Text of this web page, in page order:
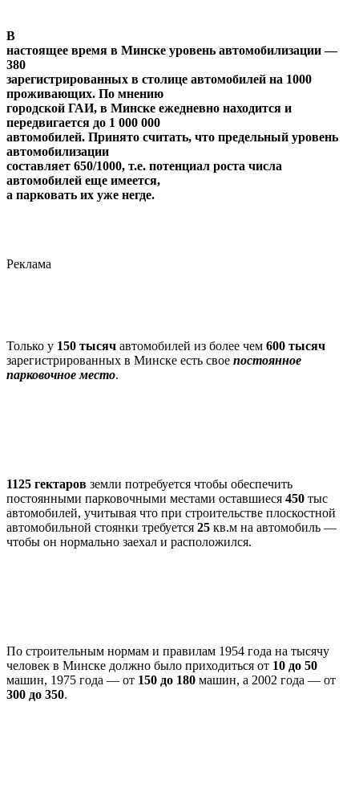
В
настоящее время в Минске уровень автомобилизации —
380
зарегистрированных в столице автомобилей на 1000
проживающих. По мнению
городской ГАИ, в Минске ежедневно находится и
передвигается до 1 000 000
автомобилей. Принято считать, что предельный уровень
автомобилизации
составляет 650/1000, т.е. потенциал роста числа
автомобилей еще имеется,
а парковать их уже негде.
Реклама
Только у 150 тысяч автомобилей из более чем 600 тысяч
зарегистрированных в Минске есть свое постоянное
парковочное место.
1125 гектаров земли потребуется чтобы обеспечить
постоянными парковочными местами оставшиеся 450 тыс
автомобилей, учитывая что при строительстве плоскостной
автомобильной стоянки требуется 25 кв.м на автомобиль —
чтобы он нормально заехал и расположился.
По строительным нормам и правилам 1954 года на тысячу
человек в Минске должно было приходиться от 10 до 50
машин, 1975 года — от 150 до 180 машин, а 2002 года — от
300 до 350.